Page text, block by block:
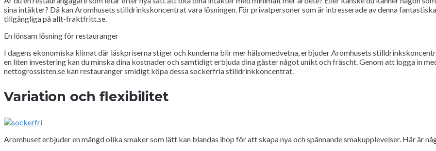
sina intäkter? Då kan Aromhusets stilldrinkskoncentrat vara lösningen. För privatpersoner som är intresserade av denna
tillgängliga på allt-fraktfritt.se.
En lönsam lösning för restauranger
I dagens ekonomiska klimat där läskpriserna stiger och kunderna blir mer hälsomedvetna, erbjuder Aromhusets
en liten investering kan du minska dina kostnader och samtidigt erbjuda dina gäster något unikt och fräscht. Genom att logga in
nettogrossisten.se kan restauranger smidigt köpa dessa sockerfria stilldrinkkoncentrat.
Variation och flexibilitet
Aromhuset erbjuder en mängd olika smaker som lätt kan blandas ihop för att skapa nya och spännande smakupplevelser. Här är